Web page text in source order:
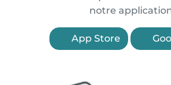
notre
App Store